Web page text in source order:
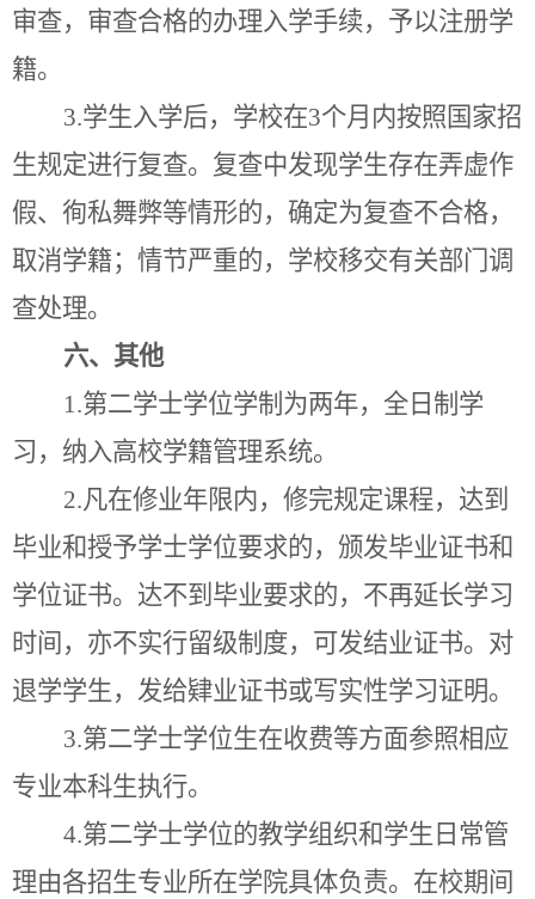
审查，审查合格的办理入学手续，予以注册学
籍。
3.学生入学后，学校在3个月内按照国家招
生规定进行复查。复查中发现学生存在弄虚作
假、徇私舞弊等情形的，确定为复查不合格，
取消学籍；情节严重的，学校移交有关部门调
查处理。
六、其他
1.第二学士学位学制为两年，全日制学
习，纳入高校学籍管理系统。
2.凡在修业年限内，修完规定课程，达到
毕业和授予学士学位要求的，颁发毕业证书和
学位证书。达不到毕业要求的，不再延长学习
时间，亦不实行留级制度，可发结业证书。对
退学学生，发给肄业证书或写实性学习证明。
3.第二学士学位生在收费等方面参照相应
专业本科生执行。
4.第二学士学位的教学组织和学生日常管
理由各招生专业所在学院具体负责。在校期间